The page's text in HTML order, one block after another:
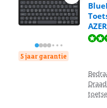
5 jaar garantie
Beoordeling is 9,4 van de 10,